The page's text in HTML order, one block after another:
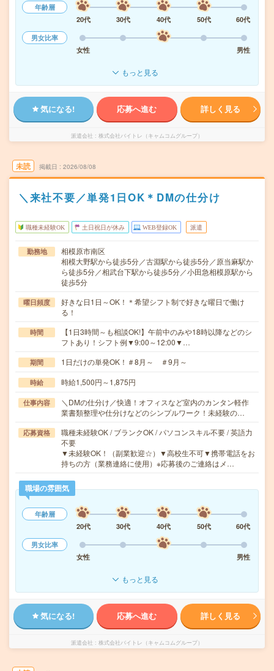
年齢層
20代
30代 40代 50代
60代
男女比率
女性
男性
もっと見る
気になる! 応募へ進む 詳しく見る
派遣会社 株式会社バイトレ（キャムコムグループ）
未読 掲載日 2026/08/08
＼来社不要／単発1日OK＊DMの仕分け
職種未経験OK 土日祝日が休み WEB登録OK 派遣
勤務地
相模原市南区
相模大野駅から徒歩5分／古淵駅から徒歩5分／原当麻駅か
ら徒歩5分／相武台下駅から徒歩5分／小田急相模原駅から
徒歩5分
曜日頻度
好きな日1日～OK！＊希望シフト制で好きな曜日で働け
る！
時間
【1日3時間～も相談OK!】午前中のみや18時以降などのシ
フトあり！シフト例▼9:00～12:00▼…
期間 1日だけの単発OK！＃8月～ ＃9月～
時給 時給1,500円～1,875円
仕事内容
＼DMの仕分け／快適！オフィスなど室内のカンタン軽作
業書類整理や仕分けなどのシンプルワーク！未経験の…
応募資格
職種未経験OK / ブランクOK / パソコンスキル不要 / 英語力
不要
▼未経験OK！（副業歓迎☆）▼高校生不可▼携帯電話をお
持ちの方（業務連絡に使用）※応募後のご連絡はメ…
職場の雰囲気
年齢層
20代
30代 40代 50代
60代
男女比率
女性
男性
もっと見る
気になる! 応募へ進む 詳しく見る
派遣会社 株式会社バイトレ（キャムコムグループ）